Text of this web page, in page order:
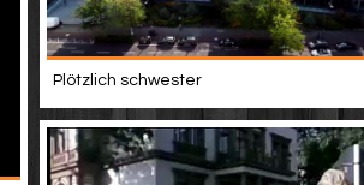
Plötzlich schwester